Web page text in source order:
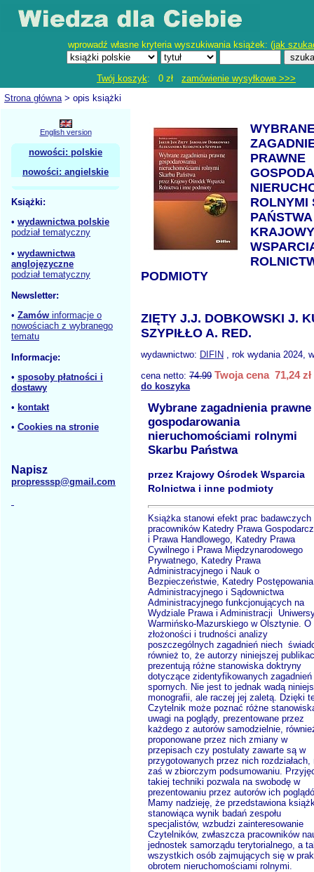
wprowadź własne kryteria wyszukiwania książek: (jak
Twój koszyk: 0 zł zamówienie wysyłkowe >>>
Strona główna> opis książki
English version
nowości: polskie
nowości: angielskie
Książki:
• wydawnictwa polskie
podział tematyczny
• wydawnictwa
anglojęzyczne
podział tematyczny
Newsletter:
• Zamów informacje o
nowościach z wybranego
tematu
Informacje:
• sposoby płatności i
dostawy
• kontakt
• Cookies na stronie
Napisz
propresssp@gmail.com
PRAWNE
ROLNYMI
PODMIOTY
ZIĘTY J.J. DOBKOWSKI J.
SZYPIŁŁO A. RED.
wydawnictwo: DIFIN , rok wydania 2024,
cena netto: 74.99 Twoja cena 71,24 zł
do koszyka
Wybrane zagadnienia prawne
gospodarowania
nieruchomościami rolnymi
Skarbu Państwa
przez Krajowy Ośrodek Wsparcia
Rolnictwa i inne podmioty
Książka stanowi efekt prac badawczych
pracowników Katedry Prawa
i Prawa Handlowego, Katedry Prawa
Cywilnego i Prawa Międzynarodowego
Prywatnego, Katedry Prawa
Administracyjnego i Nauk o
Bezpieczeństwie, Katedry Postępowania
Administracyjnego i Sądownictwa
Administracyjnego funkcjonujących na
Wydziale Prawa i Administracji
Warmińsko-Mazurskiego w Olsztynie. O
złożoności i trudności analizy
poszczególnych zagadnień niech
również to, że autorzy niniejszej
prezentują różne stanowiska doktryny
dotyczące zidentyfikowanych zagadnień
spornych. Nie jest to jednak wadą
monografii, ale raczej jej zaletą. Dzięki
Czytelnik może poznać różne
uwagi na poglądy, prezentowane przez
każdego z autorów samodzielnie,
proponowane przez nich zmiany w
przepisach czy postulaty zawarte są w
przygotowanych przez nich rozdziałach,
zaś w zbiorczym podsumowaniu.
takiej techniki pozwala na swobodę w
prezentowaniu przez autorów ich
Mamy nadzieję, że przedstawiona
stanowiąca wynik badań zespołu
specjalistów, wzbudzi zainteresowanie
Czytelników, zwłaszcza pracowników
jednostek samorządu terytorialnego, a
wszystkich osób zajmujących się w
obrotem nieruchomościami rolnymi.